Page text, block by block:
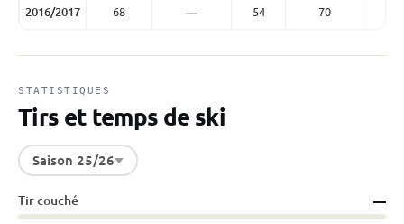
2016/2017 68 — 54 70
STATISTIQUES
Tirs et temps de ski
Saison 25/26
Tir couché —